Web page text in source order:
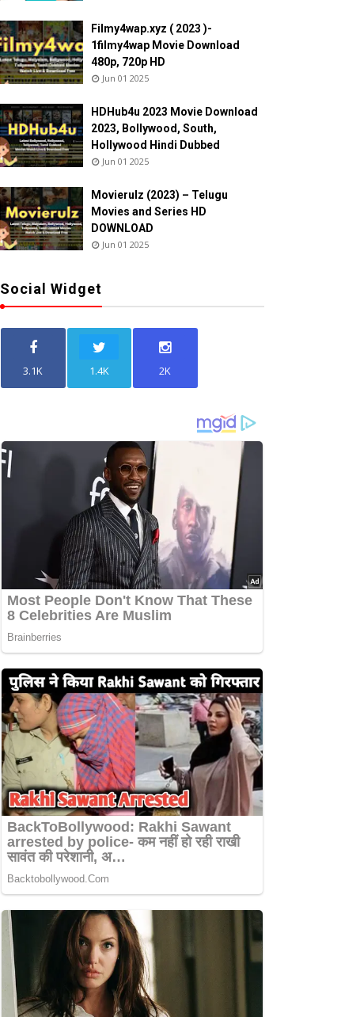
Filmy4wap.xyz ( 2023 )-
1filmy4wap Movie Download
480p, 720p HD
Jun 01 2025
HDHub4u 2023 Movie Download
2023, Bollywood, South,
Hollywood Hindi Dubbed
Jun 01 2025
Movierulz (2023) – Telugu
Movies and Series HD
DOWNLOAD
Jun 01 2025
Social Widget
3.1K 1.4K 2K